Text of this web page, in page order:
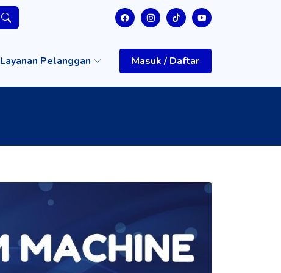
Layanan Pelanggan Masuk / Daftar